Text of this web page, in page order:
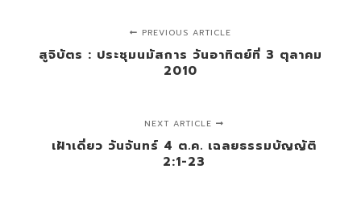
PREVIOUS ARTICLE
สูจิบัตร : ประชุมนมัสการ วันอาทิตย์ที่ 3 ตุลาคม
2010
NEXT ARTICLE
เฝ้าเดี่ยว วันจันทร์ 4 ต.ค. เฉลยธรรมบัญญัติ
2:1-23